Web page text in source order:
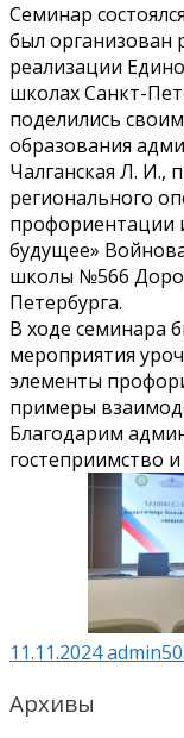
Семинар
был организован
реализации
школах Санкт-
поделились
образования
Чалганская Л.
регионального
профориентации
будущее»
школы №566
Петербурга.
В ходе семинара
мероприятия
элементы
примеры
Благодарим
гостеприимство
11.11.2024
Архивы